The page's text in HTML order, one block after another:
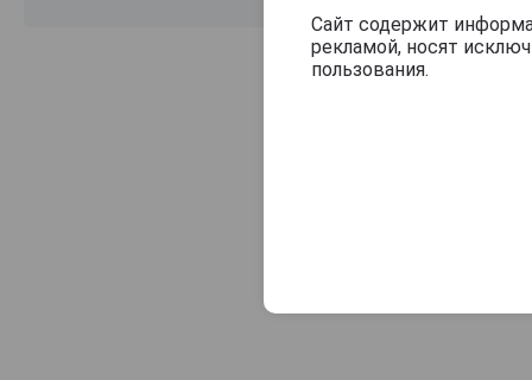
Сайт содержит
рекламой, носят
пользования.